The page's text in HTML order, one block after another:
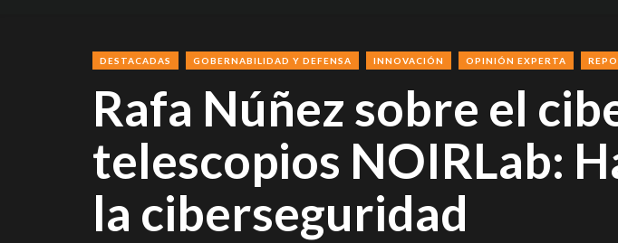
DESTACADAS GOBERNABILIDAD Y DEFENSA INNOVACIÓN OPINIÓN EXPERTA
Rafa Núñez sobre el
telescopios NOIRLab:
la ciberseguridad